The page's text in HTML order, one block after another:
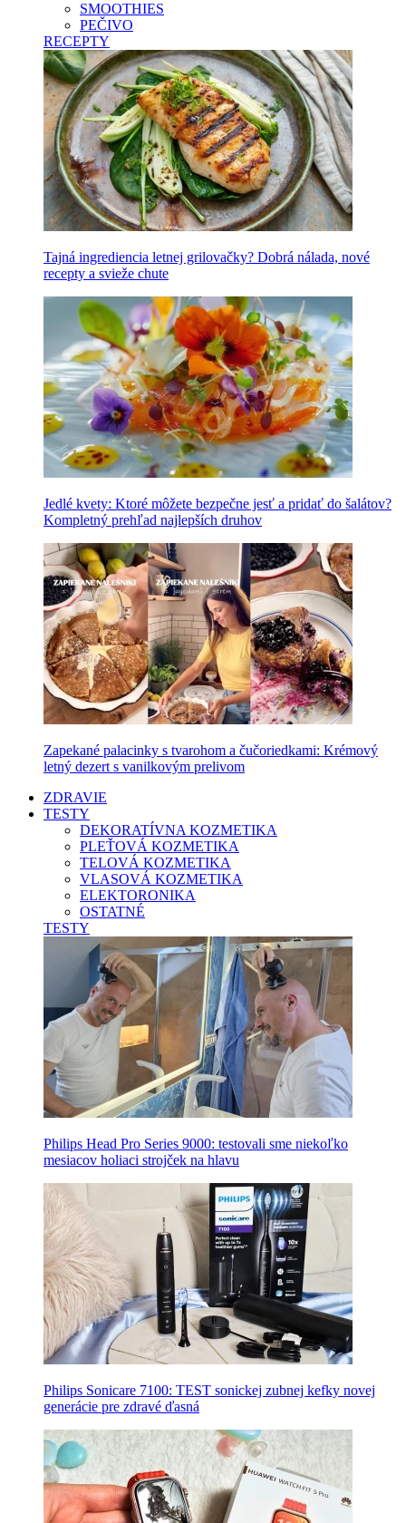
SMOOTHIES
PEČIVO
RECEPTY
Tajná ingrediencia letnej grilovačky? Dobrá nálada, nové
recepty a svieže chute
Jedlé kvety: Ktoré môžete bezpečne jesť a pridať do šalátov?
Kompletný prehľad najlepších druhov
Zapekané palacinky s tvarohom a čučoriedkami: Krémový
letný dezert s vanilkovým prelivom
ZDRAVIE
TESTY
DEKORATÍVNA KOZMETIKA
PLEŤOVÁ KOZMETIKA
TELOVÁ KOZMETIKA
VLASOVÁ KOZMETIKA
ELEKTORONIKA
OSTATNÉ
TESTY
Philips Head Pro Series 9000: testovali sme niekoľko
mesiacov holiaci strojček na hlavu
Philips Sonicare 7100: TEST sonickej zubnej kefky novej
generácie pre zdravé ďasná